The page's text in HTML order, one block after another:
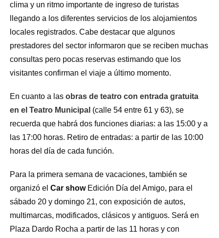
clima y un ritmo importante de ingreso de turistas
llegando a los diferentes servicios de los alojamientos
locales registrados. Cabe destacar que algunos
prestadores del sector informaron que se reciben muchas
consultas pero pocas reservas estimando que los
visitantes confirman el viaje a último momento.
En cuanto a las obras de teatro con entrada gratuita
en el Teatro Municipal (calle 54 entre 61 y 63), se
recuerda que habrá dos funciones diarias: a las 15:00 y a
las 17:00 horas. Retiro de entradas: a partir de las 10:00
horas del día de cada función.
Para la primera semana de vacaciones, también se
organizó el Car showEdición Día del Amigo, para el
sábado 20 y domingo 21, con exposición de autos,
multimarcas, modificados, clásicos y antiguos. Será en
Plaza Dardo Rocha a partir de las 11 horas y con